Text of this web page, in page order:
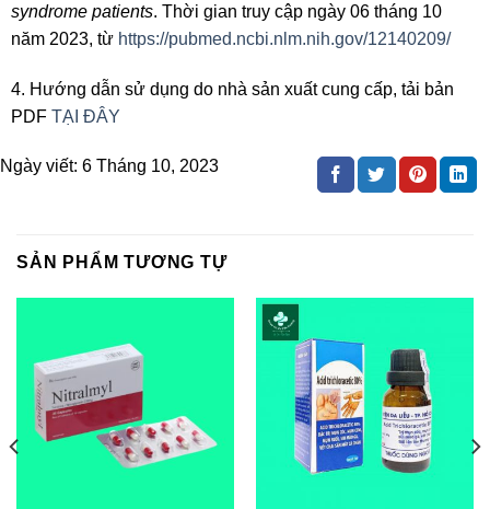
syndrome patients. Thời gian truy cập ngày 06 tháng 10
năm 2023, từ https://pubmed.ncbi.nlm.nih.gov/12140209/
4. Hướng dẫn sử dụng do nhà sản xuất cung cấp, tải bản
PDF TẠI ĐÂY
Ngày viết: 6 Tháng 10, 2023
SẢN PHẨM TƯƠNG TỰ